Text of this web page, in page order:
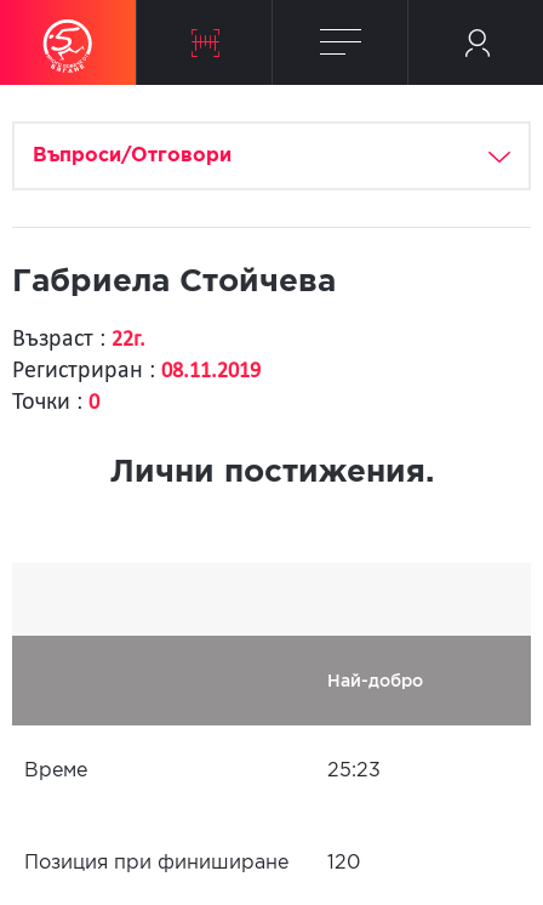
Въпроси/Отговори
Габриела Стойчева
Възраст : 22г.
Регистриран : 08.11.2019
Точки : 0
Лични постижения.
Най-добро
Време 25:23
Позиция при финиширане 120